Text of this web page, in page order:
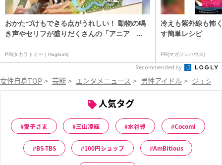
おかたづけもできる点がうれしい！ 動物の鳴
き声やセリフが盛りだくさんの「アニア ...
PR(タカラトミー｜Hugkum)
冷えも紫外線も怖
す簡単レシピ
PR(マガジンハウス)
Recommended by
女性自身TOP > 芸能 > エンタメニュース > 男性アイドル > ジェシー
人気タグ
愛子さま 三山凌輝 水谷豊 Cocomi
BS-TBS 100円ショップ AmBitious